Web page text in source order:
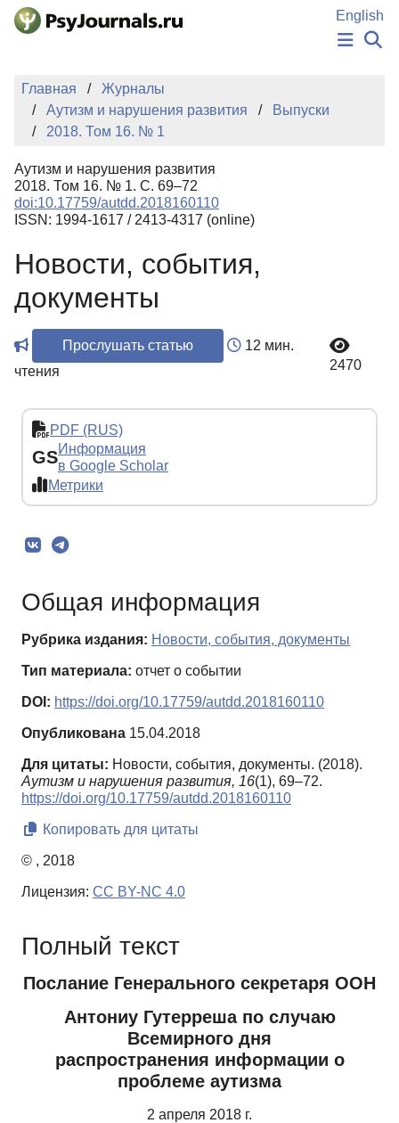
Перейти к основному содержанию
English
НОВОСТИ
АВТОРЫ
КЛЮЧЕВЫЕ СЛОВА
Регистрация
Главная
Журналы
Аутизм и нарушения развития
Выпуски
2018. Том 16. № 1
Аутизм и нарушения развития
2018. Том 16. № 1. С. 69–72
doi:10.17759/autdd.2018160110
ISSN: 1994-1617 / 2413-4317 (online)
Новости, события,
документы
Прослушать статью
12 мин.
чтения
2470
PDF (RUS)
GSИнформация
в Google Scholar
Метрики
Общая информация
Рубрика издания: Новости, события, документы
Тип материала: отчет о событии
DOI: https://doi.org/10.17759/autdd.2018160110
Опубликована 15.04.2018
Для цитаты: Новости, события, документы. (2018).
Аутизм и нарушения развития, 16(1), 69–72.
https://doi.org/10.17759/autdd.2018160110
Копировать для цитаты
© , 2018
Лицензия: CC BY-NC 4.0
Полный текст
Послание Генерального секретаря ООН
Антониу Гутерреша по случаю
Всемирного дня
распространения информации о
проблеме аутизма
2 апреля 2018 г.